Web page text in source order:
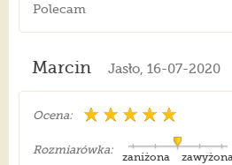
Polecam
Marcin Jasło, 16-07-2020
Ocena:
Rozmiarówka:
zaniżona